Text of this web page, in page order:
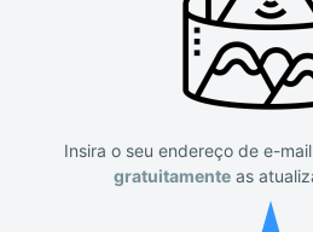
Insira o seu endereço de e-
gratuitamente as